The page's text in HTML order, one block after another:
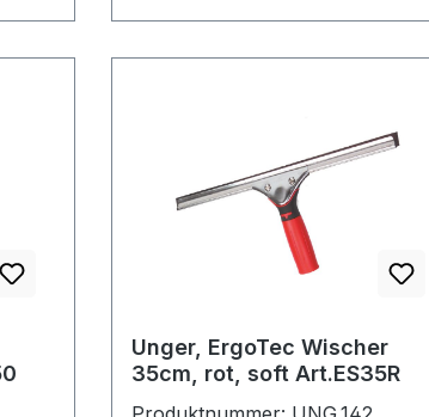
Unger, ErgoTec Wischer
35cm, rot, soft Art.ES35R